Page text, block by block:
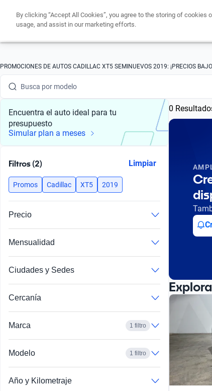
PROMOCIONES DE AUTOS CADILLAC XT5 SEMINUEVOS 2019: ¡PRECIOS
Busca por marca
Busca por modelo
Busca por versión
Busca por año
Busca por modelo
Busca por año
Encuentra el auto ideal para tu
presupuesto
Simular plan a meses
Filtros (2) Limpiar
Promos Cadillac XT5 2019
Precio
Mensualidad
Ciudades y Sedes
Cercanía
Marca 1 filtro
Modelo 1 filtro
Año y Kilometraje
0
By clicking “Accept All Cookies”, you agree to the storing of
usage, and assist in our marketing efforts.